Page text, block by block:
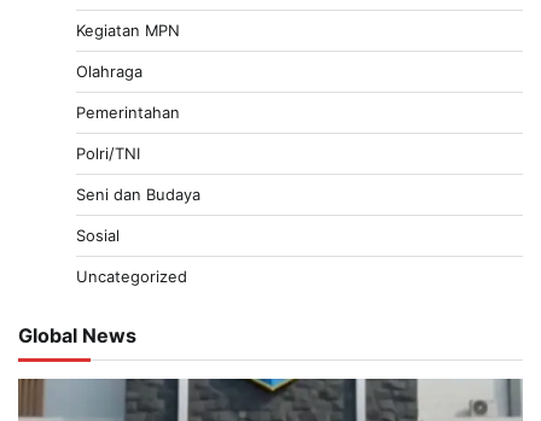
Kegiatan MPN
Olahraga
Pemerintahan
Polri/TNI
Seni dan Budaya
Sosial
Uncategorized
Global News